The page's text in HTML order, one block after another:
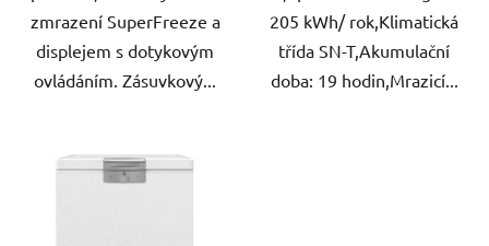
zmrazení SuperFreeze a
displejem s dotykovým
ovládáním. Zásuvkový...
205 kWh/ rok,Klimatická
třída SN-T,Akumulační
doba: 19 hodin,Mrazicí...